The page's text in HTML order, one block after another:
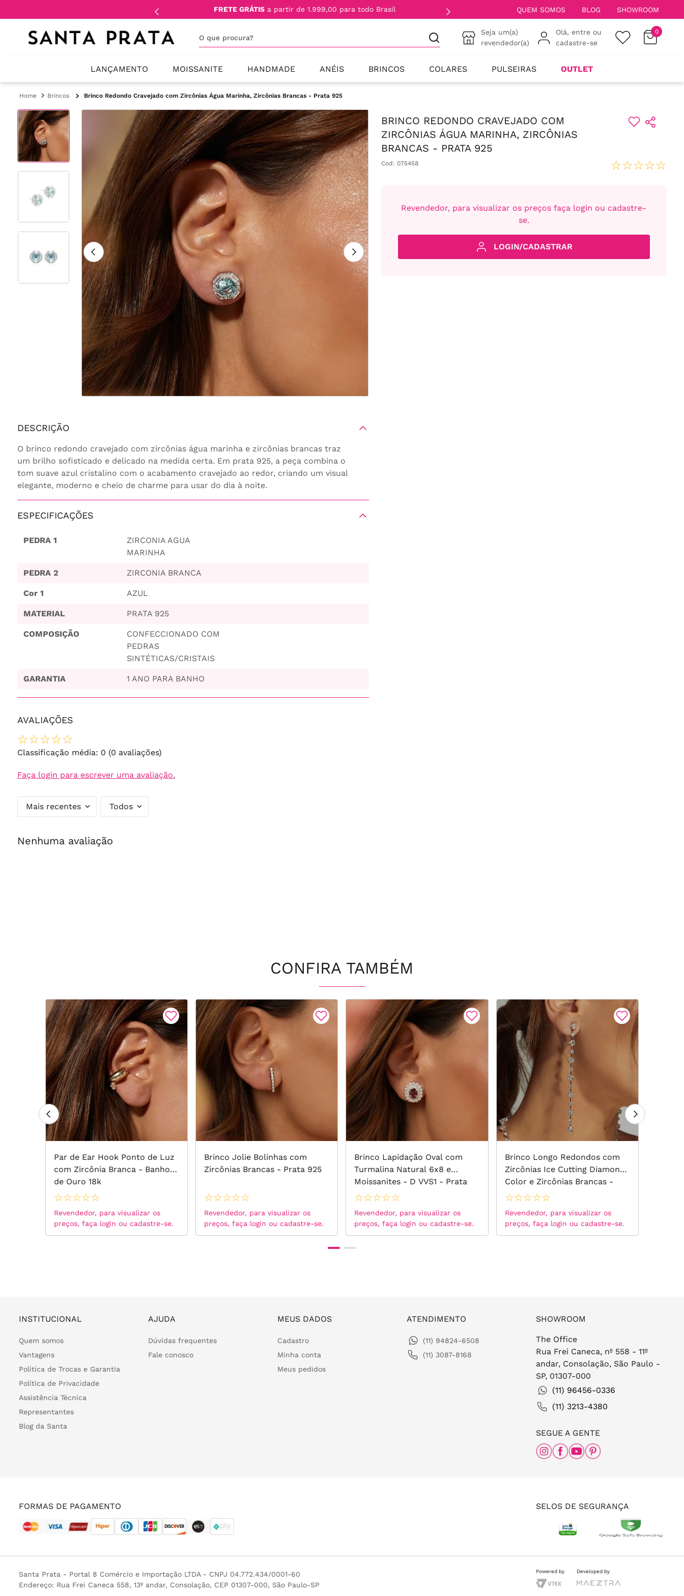
FRETE GRÁTIS a partir de 1.999,00 para todo Brasil QUEM SOMOS BLOG SHOWROOM
Seja um(a)
revendedor(a)
Olá, entre ou
cadastre-se
0
LANÇAMENTO MOISSANITE HANDMADE ANÉIS BRINCOS COLARES PULSEIRAS OUTLET
Brincos Brinco Redondo Cravejado com Zircônias Água Marinha, Zircônias Brancas - Prata 925
DESCRIÇÃO
O brinco redondo cravejado com zircônias água marinha e zircônias brancas traz
um brilho sofisticado e delicado na medida certa. Em prata 925, a peça combina o
tom suave azul cristalino com o acabamento cravejado ao redor, criando um visual
elegante, moderno e cheio de charme para usar do dia à noite.
ESPECIFICAÇÕES
PEDRA 1
ZIRCONIA AGUA
MARINHA
PEDRA 2 ZIRCONIA BRANCA
Cor 1 AZUL
MATERIAL PRATA 925
COMPOSIÇÃO
CONFECCIONADO COM
PEDRAS
SINTÉTICAS/CRISTAIS
GARANTIA 1 ANO PARA BANHO
AVALIAÇÕES
☆☆☆☆☆
Classificação média: 0 (0 avaliações)
Faça login para escrever uma avaliação.
Mais recentes Todos
Nenhuma avaliação
BRINCO REDONDO CRAVEJADO COM
ZIRCÔNIAS ÁGUA MARINHA, ZIRCÔNIAS
BRANCAS - PRATA 925
Cod: 075458 ☆☆☆☆☆
Revendedor, para visualizar os preços faça login ou cadastre-
se.
LOGIN/CADASTRAR
CONFIRA TAMBÉM
Par de Ear Hook Ponto de Luz
com Zircônia Branca - Banho
de Ouro 18k
☆☆☆☆☆
Revendedor, para visualizar os
preços, faça login ou cadastre-se.
Brinco Jolie Bolinhas com
Zircônias Brancas - Prata 925
☆☆☆☆☆
Revendedor, para visualizar os
preços, faça login ou cadastre-se.
Brinco Lapidação Oval com
Turmalina Natural 6x8 e
Moissanites - D VVS1 - Prata
925
☆☆☆☆☆
Revendedor, para visualizar os
preços, faça login ou cadastre-se.
Brinco Longo Redondos com
Zircônias Ice Cutting Diamond
Color e Zircônias Brancas -
Prata 925
☆☆☆☆☆
Revendedor, para visualizar os
preços, faça login ou cadastre-se.
INSTITUCIONAL
Quem somos
Vantagens
Política de Trocas e Garantia
Política de Privacidade
Assistência Técnica
Representantes
Blog da Santa
AJUDA
Dúvidas frequentes
Fale conosco
MEUS DADOS
Cadastro
Minha conta
Meus pedidos
ATENDIMENTO
(11) 94824-6508
(11) 3087-8168
SHOWROOM
The Office
Rua Frei Caneca, nº 558 - 11º
andar, Consolação, São Paulo -
SP, 01307-000
(11) 96456-0336
(11) 3213-4380
SEGUE A GENTE
FORMAS DE PAGAMENTO SELOS DE SEGURANÇA
Santa Prata - Portal 8 Comércio e Importação LTDA - CNPJ 04.772.434/0001-60
Endereço: Rua Frei Caneca 558, 13º andar, Consolação, CEP 01307-000, São Paulo-SP
Powered by Developed by